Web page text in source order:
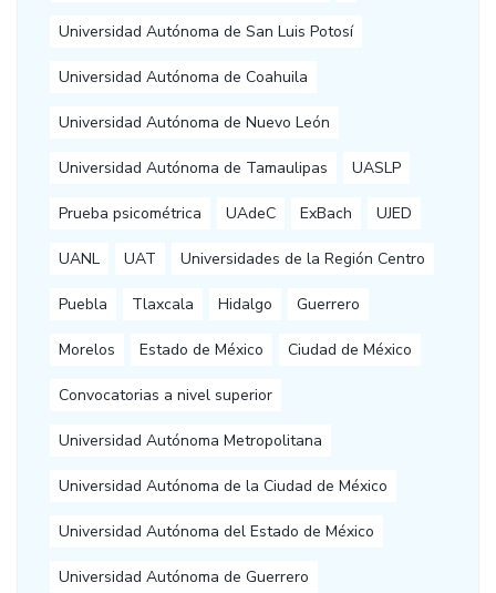
Universidad Autónoma de San Luis Potosí
Universidad Autónoma de Coahuila
Universidad Autónoma de Nuevo León
Universidad Autónoma de Tamaulipas UASLP
Prueba psicométrica UAdeC ExBach UJED
UANL UAT Universidades de la Región Centro
Puebla Tlaxcala Hidalgo Guerrero
Morelos Estado de México Ciudad de México
Convocatorias a nivel superior
Universidad Autónoma Metropolitana
Universidad Autónoma de la Ciudad de México
Universidad Autónoma del Estado de México
Universidad Autónoma de Guerrero